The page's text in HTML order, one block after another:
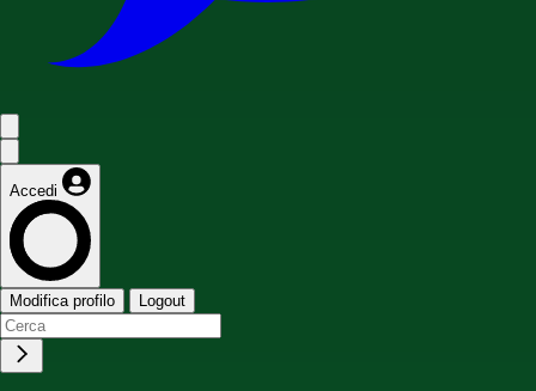
Accedi
Modifica profilo Logout